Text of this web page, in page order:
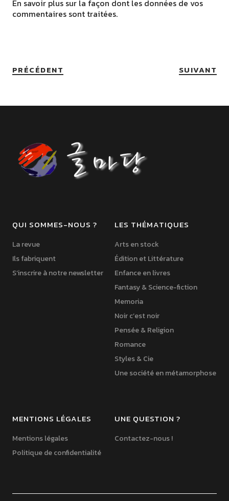
En savoir plus sur la façon dont les données de vos
commentaires sont traitées.
PRÉCÉDENT SUIVANT
QUI SOMMES-NOUS ?
La revue
Ils fabriquent
S’inscrire à notre newsletter
LES THÉMATIQUES
Arts en stock
Édition et Littérature
Enfance en livres
Fantasy & Science-fiction
Memoria
Noir c’est noir
Pensée & Religion
Romance
Styles & Cie
Une société en métamorphose
MENTIONS LÉGALES
Mentions légales
Politique de confidentialité
UNE QUESTION ?
Contactez-nous !